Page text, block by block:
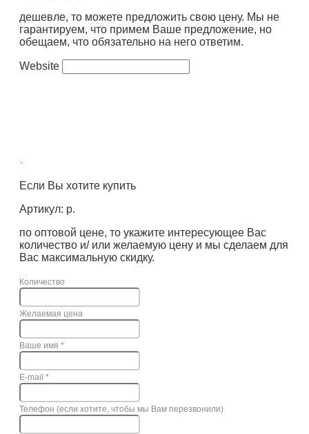
дешевле, то можете предложить свою цену. Мы не
гарантируем, что примем Ваше предложение, но
обещаем, что обязательно на него ответим.
Website
×
Если Вы хотите купить
Артикул: р.
по оптовой цене, то укажите интересующее Вас
количество и/ или желаемую цену и мы сделаем для
Вас максимальную скидку.
Количество
Желаемая цена
Ваше имя *
E-mail *
Телефон (если хотите, чтобы мы Вам перезвонили)